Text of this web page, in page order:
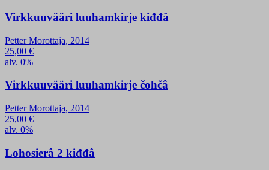
Virkkuuvääri luuhamkirje kiđđâ
Petter Morottaja, 2014
25,00 €
alv. 0%
Virkkuuvääri luuhamkirje čohčâ
Petter Morottaja, 2014
25,00 €
alv. 0%
Lohosierâ 2 kiđđâ